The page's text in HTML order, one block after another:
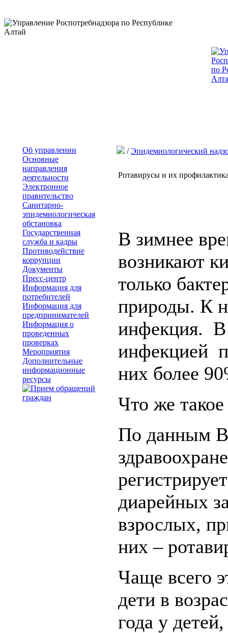
Об управлении
Основные
направления
деятельности
Электронное
правительство
Санитарно-
эпидемиологическая
обстановка
Государственная
служба и кадры
Противодействие
коррупции
Документы
Пресс-центр
Информация для
потребителей
Информация для
предпринимателей
Информация о
проведенных
проверках
Мероприятия
Дополнительные
информационные
ресурсы
/Эпидемиологический
Ротавирусы и их
В зимнее
возникают
только
природы. К
инфекция. В
инфекцией
них более
Что же
По данным
диарейных
взрослых,
них –
Чаще всего
дети в
года у